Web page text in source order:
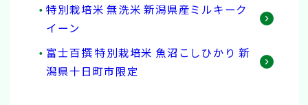
特別栽培米 無洗米 新潟県産ミルキーク
イーン
富士百撰 特別栽培米 魚沼こしひかり 新
潟県十日町市限定